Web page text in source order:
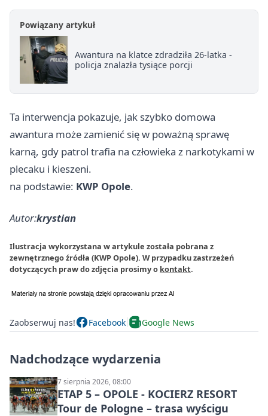
Powiązany artykuł
Awantura na klatce zdradziła 26-latka -
policja znalazła tysiące porcji
Ta interwencja pokazuje, jak szybko domowa
awantura może zamienić się w poważną sprawę
karną, gdy patrol trafia na człowieka z narkotykami w
plecaku i kieszeni.
na podstawie: KWP Opole.
Autor:krystian
Ilustracja wykorzystana w artykule została pobrana z
zewnętrznego źródła (KWP Opole). W przypadku zastrzeżeń
dotyczących praw do zdjęcia prosimy o kontakt.
Zaobserwuj nas! Facebook Google News
Nadchodzące wydarzenia
7 sierpnia 2026, 08:00
ETAP 5 – OPOLE - KOCIERZ RESORT
Tour de Pologne – trasa wyścigu